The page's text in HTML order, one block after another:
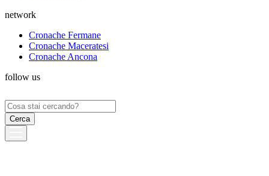
network
Cronache Fermane
Cronache Maceratesi
Cronache Ancona
follow us
Ricerca
per: